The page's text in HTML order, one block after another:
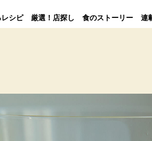
シピ 厳選！店探し 食のストーリー 連